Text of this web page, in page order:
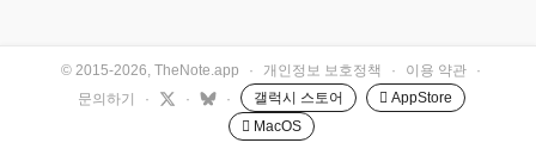
© 2015-2026, TheNote.app · 개인정보 보호정책 · 이용 약관
·
문의하기
· · · 갤럭시 스토어
 AppStore
 MacOS